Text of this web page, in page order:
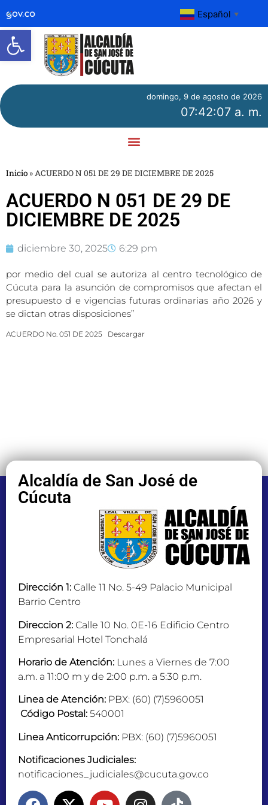
Abrir barra de herramientas
Español ▼
domingo, 9 de agosto de 2026
07:42:07 a. m.
Inicio » ACUERDO N 051 DE 29 DE DICIEMBRE DE 2025
ACUERDO N 051 DE 29 DE
DICIEMBRE DE 2025
diciembre 30, 2025 6:29 pm
por medio del cual se autoriza al centro tecnológico de
Cúcuta para la asunción de compromisos que afectan el
presupuesto d e vigencias futuras ordinarias año 2026 y
se dictan otras disposiciones”
ACUERDO No. 051 DE 2025 Descargar
Alcaldía de San José de
Cúcuta
Dirección 1: Calle 11 No. 5-49 Palacio Municipal
Barrio Centro
Direccion 2: Calle 10 No. 0E-16 Edificio Centro
Empresarial Hotel Tonchalá
Horario de Atención: Lunes a Viernes de 7:00
a.m. a 11:00 m y de 2:00 p.m. a 5:30 p.m.
Linea de Atención: PBX: (60) (7)5960051
Código Postal: 540001
Linea Anticorrupción: PBX: (60) (7)5960051
Notificaciones Judiciales:
notificaciones_judiciales@cucuta.gov.co